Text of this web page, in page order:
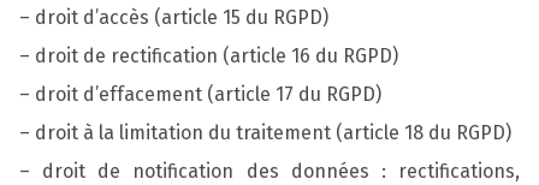
– droit d’accès (article 15 du RGPD)
– droit de rectification (article 16 du RGPD)
– droit d’effacement (article 17 du RGPD)
– droit à la limitation du traitement (article 18 du RGPD)
– droit de notification des données : rectifications,